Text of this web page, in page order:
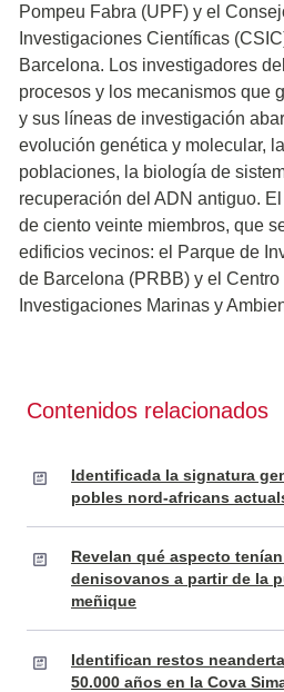
Pompeu Fabra (UPF) y el
Investigaciones Científicas
Barcelona. Los investigadores
procesos y los mecanismos que
y sus líneas de investigación
evolución genética y molecular,
poblaciones, la biología de
recuperación del ADN antiguo.
de ciento veinte miembros, que
edificios vecinos: el Parque de
de Barcelona (PRBB) y el
Investigaciones Marinas y
Contenidos relacionados
Identificada la signatura
pobles nord-africans
Revelan qué aspecto
denisovanos a partir de la
meñique
Identifican restos
50.000 años en la Cova